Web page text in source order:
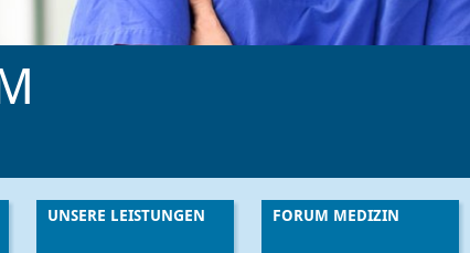
UNSERE LEISTUNGEN FORUM MEDIZIN